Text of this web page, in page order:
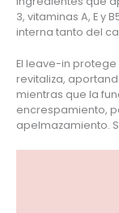
3, vitaminas A, E y
interna tanto del
El leave-in protege
revitaliza,
mientras que la
encrespamiento,
apelmazamiento.